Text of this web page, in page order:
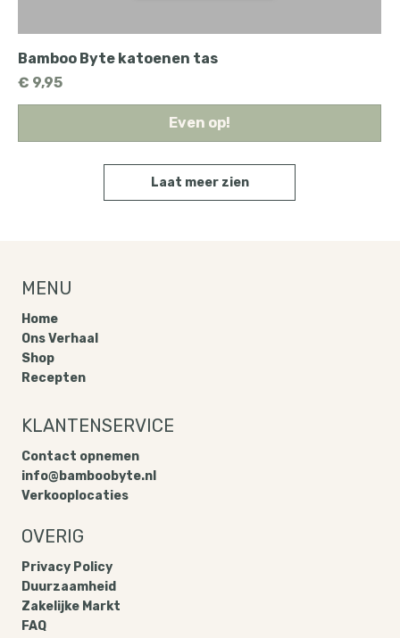
Bamboo Byte katoenen tas
Prijs
€ 9,95
Even op!
Laat meer zien
MENU
Home
Ons Verhaal
Shop
Recepten
KLANTENSERVICE
Contact opnemen
info@bamboobyte.nl
Verkooplocaties
OVERIG
Privacy Policy​
Duurzaamheid
Zakelijke Markt
FAQ